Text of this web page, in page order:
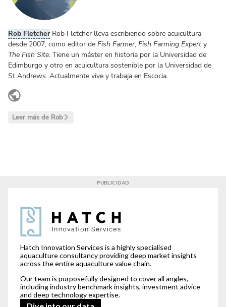
Rob Fletcher Rob Fletcher lleva escribiendo sobre acuicultura
desde 2007, como editor de Fish Farmer, Fish Farming Experty
The Fish Site. Tiene un máster en historia por la Universidad de
Edimburgo y otro en acuicultura sostenible por la Universidad de
St Andrews. Actualmente vive y trabaja en Escocia.
www.linkedin.com
Leer más de Rob
Hatch Innovation Services is a highly specialised
aquaculture consultancy providing deep market insights
across the entire aquaculture value chain.
Our team is purposefully designed to cover all angles,
including industry benchmark insights, investment advice
and deep technology expertise.